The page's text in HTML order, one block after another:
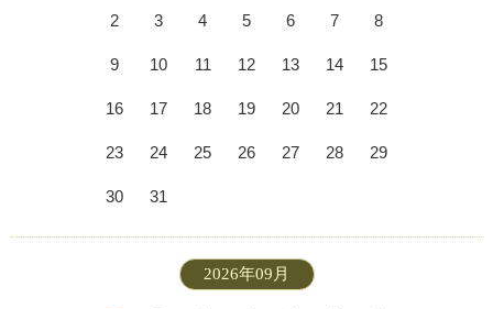
2 3 4 5 6 7 8
9 10 11 12 13 14 15
16 17 18 19 20 21 22
23 24 25 26 27 28 29
30 31
2026年09月